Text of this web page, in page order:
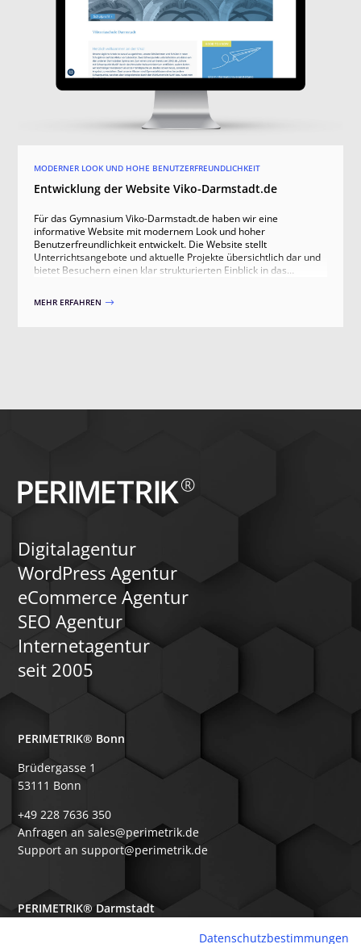
MODERNER LOOK UND HOHE BENUTZERFREUNDLICHKEIT
Entwicklung der Website Viko-Darmstadt.de
Für das Gymnasium Viko-Darmstadt.de haben wir eine
informative Website mit modernem Look und hoher
Benutzerfreundlichkeit entwickelt. Die Website stellt
Unterrichtsangebote und aktuelle Projekte übersichtlich dar und
bietet Besuchern einen klar strukturierten Einblick in das
MEHR ERFAHREN $
Digitalagentur
WordPress Agentur
eCommerce Agentur
SEO Agentur
Internetagentur
seit 2005
PERIMETRIK® Bonn
Brüdergasse 1
53111 Bonn
+49 228 7636 350
Anfragen an sales@perimetrik.de
Support an support@perimetrik.de
PERIMETRIK® Darmstadt
Datenschutzbestimmungen